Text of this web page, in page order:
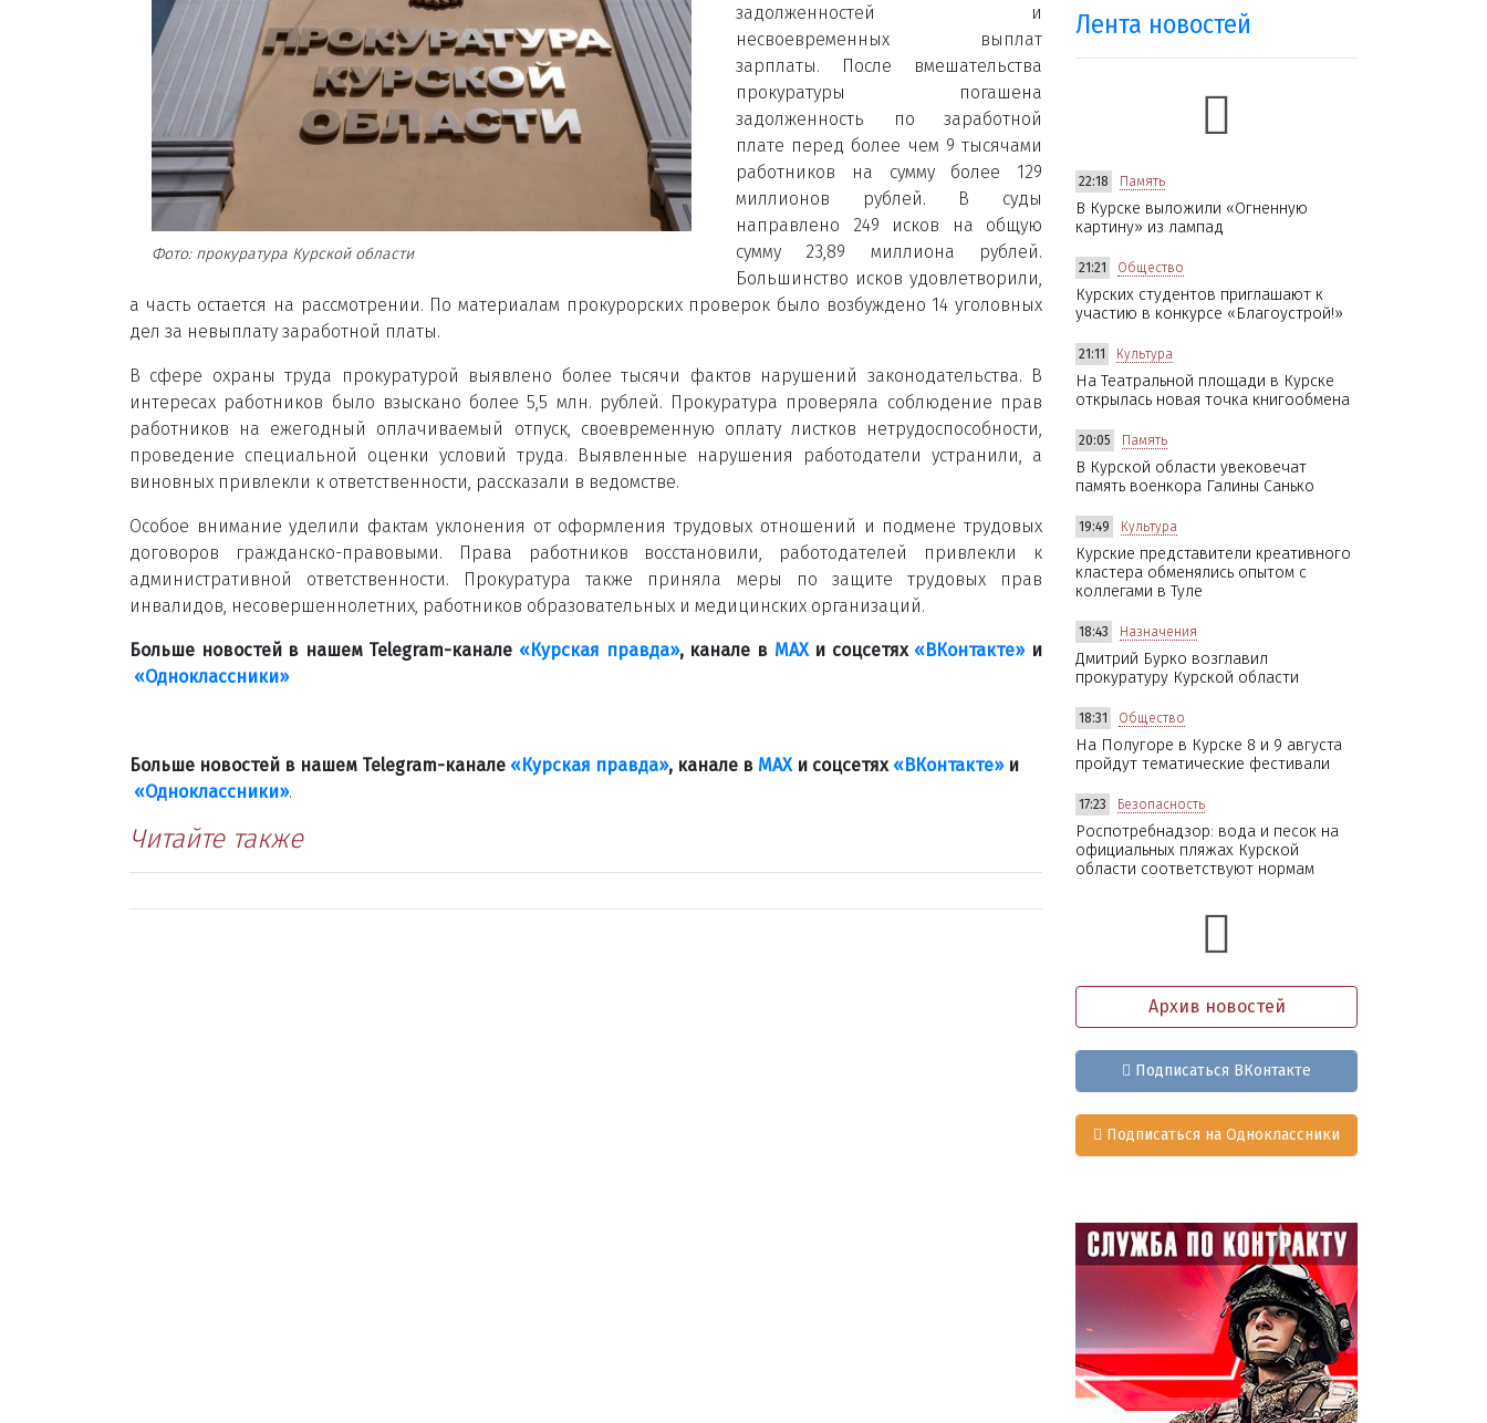
Фото: прокуратура Курской области
задолженностей и
несвоевременных выплат
зарплаты. После вмешательства
прокуратуры погашена
задолженность по заработной
плате перед более чем 9 тысячами
работников на сумму более 129
миллионов рублей. В суды
направлено 249 исков на общую
сумму 23,89 миллиона рублей.
Большинство исков удовлетворили,
а часть остается на рассмотрении. По материалам прокурорских проверок было возбуждено 14 уголовных
дел за невыплату заработной платы.
В сфере охраны труда прокуратурой выявлено более тысячи фактов нарушений законодательства. В
интересах работников было взыскано более 5,5 млн. рублей. Прокуратура проверяла соблюдение прав
работников на ежегодный оплачиваемый отпуск, своевременную оплату листков нетрудоспособности,
проведение специальной оценки условий труда. Выявленные нарушения работодатели устранили, а
виновных привлекли к ответственности, рассказали в ведомстве.
Особое внимание уделили фактам уклонения от оформления трудовых отношений и подмене трудовых
договоров гражданско-правовыми. Права работников восстановили, работодателей привлекли к
административной ответственности. Прокуратура также приняла меры по защите трудовых прав
инвалидов, несовершеннолетних, работников образовательных и медицинских организаций.
Больше новостей в нашем Telegram-канале «Курская правда», канале в МАХи соцсетях «ВКонтакте»и
«Одноклассники»
Больше новостей в нашем Telegram-канале «Курская правда», канале в МАХ и соцсетях «ВКонтакте»и
«Одноклассники».
Читайте также
Лента новостей
22:18 Память
В Курске выложили «Огненную
картину» из лампад
21:21 Общество
Курских студентов приглашают к
участию в конкурсе «Благоустрой!»
21:11 Культура
На Театральной площади в Курске
открылась новая точка книгообмена
20:05 Память
В Курской области увековечат
память военкора Галины Санько
19:49 Культура
Курские представители креативного
кластера обменялись опытом с
коллегами в Туле
18:43 Назначения
Дмитрий Бурко возглавил
прокуратуру Курской области
18:31 Общество
На Полугоре в Курске 8 и 9 августа
пройдут тематические фестивали
17:23 Безопасность
Роспотребнадзор: вода и песок на
официальных пляжах Курской
области соответствуют нормам
Архив новостей
Подписаться ВКонтакте
Подписаться на Одноклассники